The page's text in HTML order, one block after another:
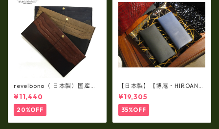
revelbona（ 日本製）国産牛
革製・お札入れ ロングウォ
レット rl-001
¥11,440
20%OFF
【日本製】【博庵・HIROAN】
最高級牛革（ボーテッド）札
入れ・長財布 ha-21535
¥19,305
35%OFF